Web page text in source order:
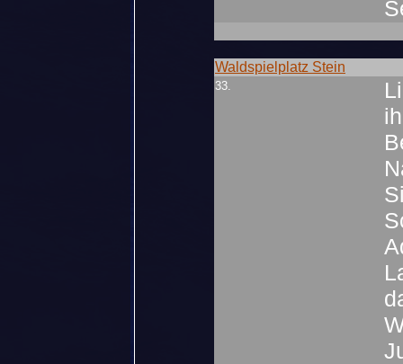
Waldspielplatz Stein
33.